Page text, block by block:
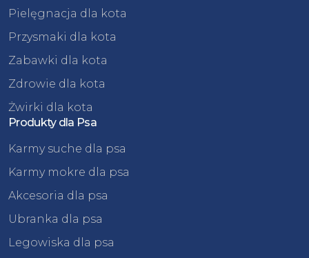
Pielęgnacja dla kota
Przysmaki dla kota
Zabawki dla kota
Zdrowie dla kota
Żwirki dla kota
Produkty dla Psa
Karmy suche dla psa
Karmy mokre dla psa
Akcesoria dla psa
Ubranka dla psa
Legowiska dla psa